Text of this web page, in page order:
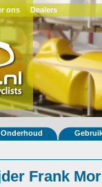
ons Dealers
Onderhoud
Frank